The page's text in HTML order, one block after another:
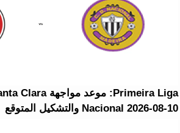
Nacional 2026-08-10 والتشكيل المتوقع